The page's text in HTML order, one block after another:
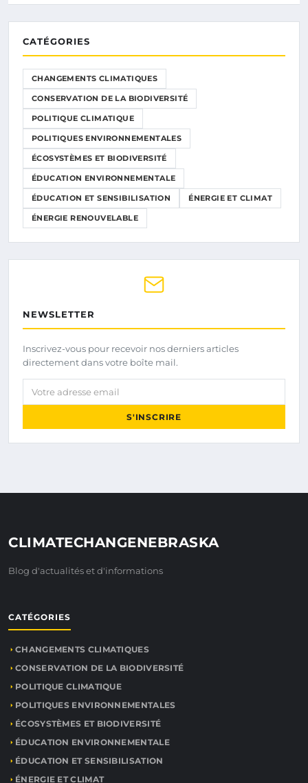
CATÉGORIES
CHANGEMENTS CLIMATIQUES
CONSERVATION DE LA BIODIVERSITÉ
POLITIQUE CLIMATIQUE
POLITIQUES ENVIRONNEMENTALES
ÉCOSYSTÈMES ET BIODIVERSITÉ
ÉDUCATION ENVIRONNEMENTALE
ÉDUCATION ET SENSIBILISATION ÉNERGIE ET CLIMAT
ÉNERGIE RENOUVELABLE
NEWSLETTER
Inscrivez-vous pour recevoir nos derniers articles
directement dans votre boîte mail.
Votre adresse email
S'INSCRIRE
CLIMATECHANGENEBRASKA
Blog d'actualités et d'informations
CATÉGORIES
CHANGEMENTS CLIMATIQUES
CONSERVATION DE LA BIODIVERSITÉ
POLITIQUE CLIMATIQUE
POLITIQUES ENVIRONNEMENTALES
ÉCOSYSTÈMES ET BIODIVERSITÉ
ÉDUCATION ENVIRONNEMENTALE
ÉDUCATION ET SENSIBILISATION
ÉNERGIE ET CLIMAT